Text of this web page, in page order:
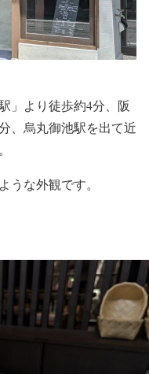
」より徒歩約4分、阪
、烏丸御池駅を出て近
うな外観です。